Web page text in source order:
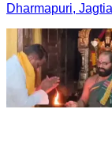
Dharmapuri,